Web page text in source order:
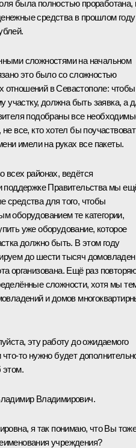
была полностью
средства в прошлом
сложностями на начальном
это было со сложностью
отношений в Севастополе: чтобы
участку, должна быть заявка, а
подобраны все
все, кто хотел бы
имели на руках все пакеты.
районах, ведётся
поддержке Правительства мы
средства для того, чтобы
оборудованием те категории,
уже оборудование, которое
должно быть. В этом году
до шести тысяч
организована. Ещё раз
сложности, хотя мы
и домов
эту работу до ожидаемого
то нужно будет
этом.
Владимирович.
я так понимаю, что Вы
учреждения?